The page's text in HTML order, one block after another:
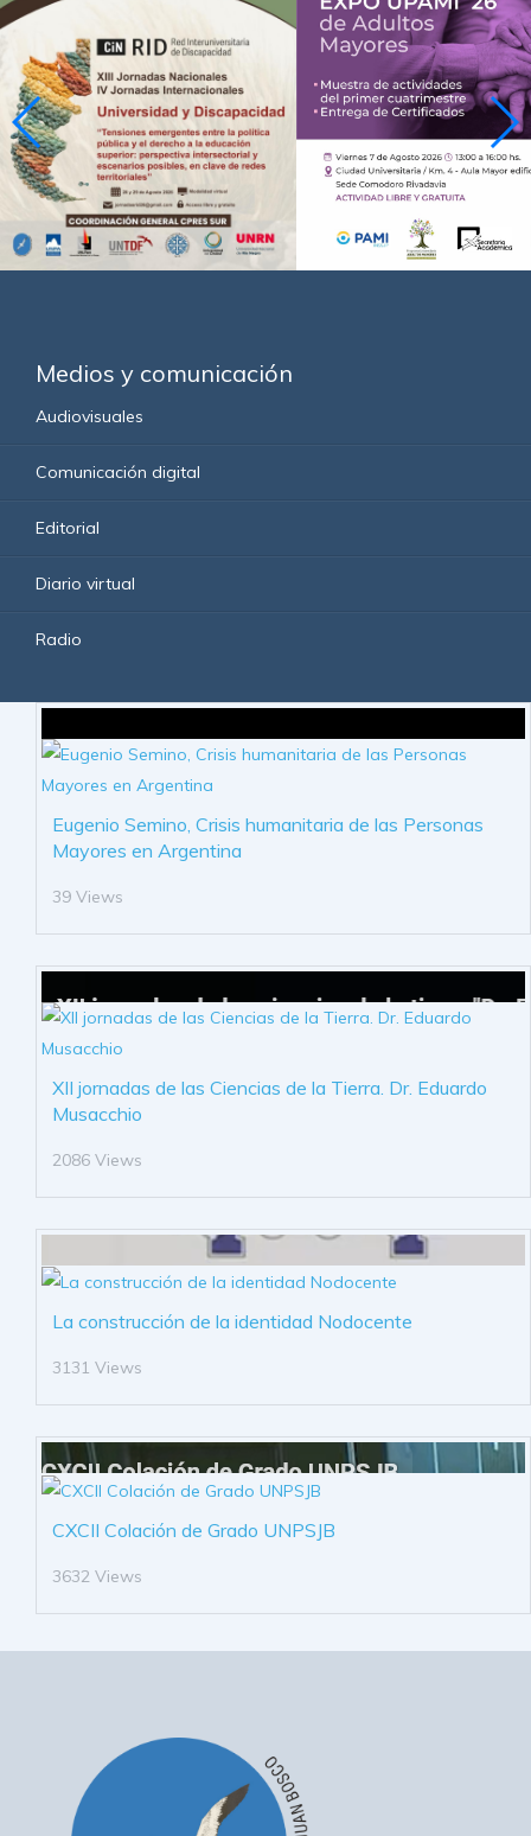
Medios y comunicación
Audiovisuales
Comunicación digital
Editorial
Diario virtual
Radio
Eugenio Semino, Crisis humanitaria de las Personas
Mayores en Argentina
39 Views
XII jornadas de las Ciencias de la Tierra. Dr. Eduardo
Musacchio
2086 Views
La construcción de la identidad Nodocente
3131 Views
CXCII Colación de Grado UNPSJB
3632 Views